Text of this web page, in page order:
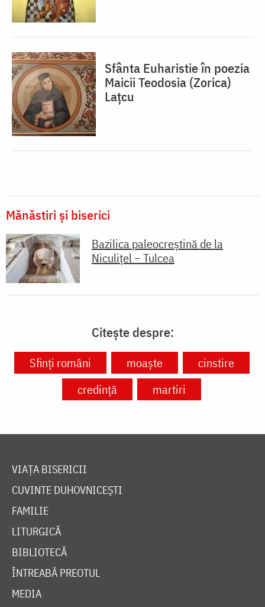
Sfânta Euharistie în poezia
Maicii Teodosia (Zorica)
Lațcu
Mănăstiri și biserici
Bazilica paleocreștină de la
Niculițel – Tulcea
Citește despre:
Sfinți români moaște
cinstire
credință
martiri
VIAȚA BISERICII
CUVINTE DUHOVNICEȘTI
FAMILIE
LITURGICĂ
BIBLIOTECĂ
ÎNTREABĂ PREOTUL
MEDIA